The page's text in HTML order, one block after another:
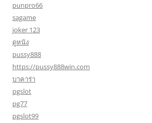
punpro66
sagame
joker 123
ดูหนัง
pussy888
https://pussy888win.com
บาคาร่า
pgslot
pg77
pgslot99